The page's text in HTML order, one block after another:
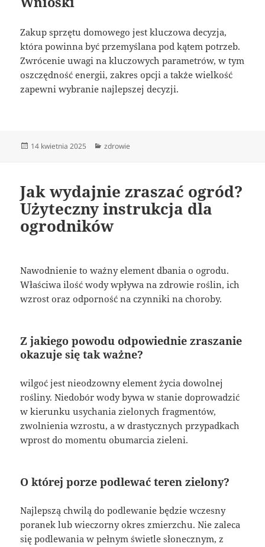
Zakup sprzętu domowego jest kluczowa decyzja,
która powinna być przemyślana pod kątem potrzeb.
Zwrócenie uwagi na kluczowych parametrów, w tym
oszczędność energii, zakres opcji a także wielkość
zapewni wybranie najlepszej decyzji.
Data
14 kwietnia 2025 Kategorie
zdrowie
Jak wydajnie zraszać ogród?
Użyteczny instrukcja dla
ogrodników
Nawodnienie to ważny element dbania o ogrodu.
Właściwa ilość wody wpływa na zdrowie roślin, ich
wzrost oraz odporność na czynniki na choroby.
Z jakiego powodu odpowiednie zraszanie
okazuje się tak ważne?
wilgoć jest nieodzowny element życia dowolnej
rośliny. Niedobór wody bywa w stanie doprowadzić
w kierunku usychania zielonych fragmentów,
zwolnienia wzrostu, a w drastycznych przypadkach
wprost do momentu obumarcia zieleni.
O której porze podlewać teren zielony?
Najlepszą chwilą do podlewanie będzie wczesny
poranek lub wieczorny okres zmierzchu. Nie zaleca
się podlewania w pełnym świetle słonecznym, z